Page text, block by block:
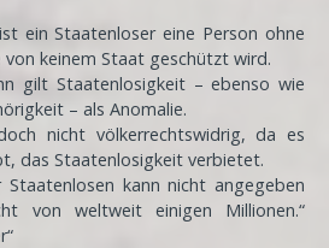
ein Staatenloser eine Person ohne
keinem Staat geschützt wird.
gilt Staatenlosigkeit – ebenso wie
– als Anomalie.
nicht völkerrechtswidrig, da es
das Staatenlosigkeit verbietet.
kann nicht angegeben
von weltweit einigen Millionen.“